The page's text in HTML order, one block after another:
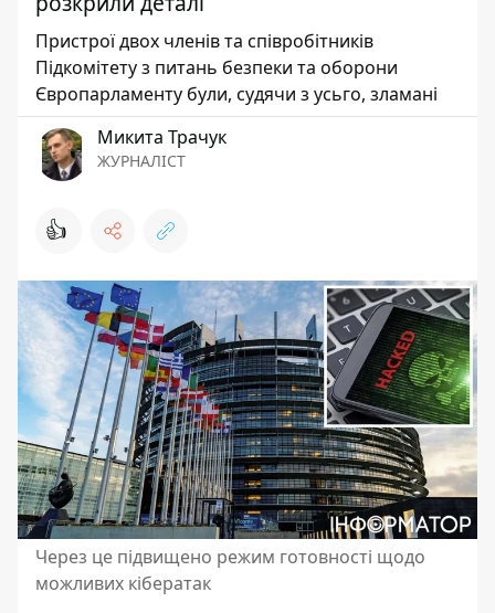
Пристрої двох членів та співробітників
Підкомітету з питань безпеки та оборони
Європарламенту були, судячи з усьго, зламані
Микита Трачук
ЖУРНАЛІСТ
👍
Через це підвищено режим готовності щодо
можливих кібератак